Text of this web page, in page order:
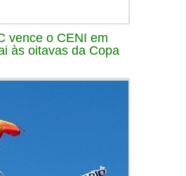
vence o CENI em
às oitavas da Copa